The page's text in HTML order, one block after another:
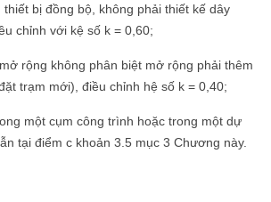
bị đồng bộ, không phải thiết kế dây
chỉnh với kệ số k = 0,60;
rộng không phân biệt mở rộng phải thêm
trạm mới), điều chỉnh hệ số k = 0,40;
một cụm công trình hoặc trong một dự
tại điểm c khoản 3.5 mục 3 Chương này.